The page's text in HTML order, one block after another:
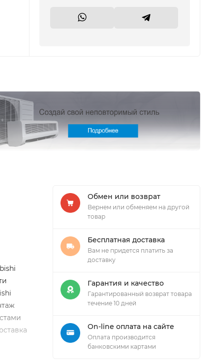
Обмен или возврат
Вернем или обменяем на другой
товар
Бесплатная доставка
Вам не придется платить за
доставку
Гарантия и качество
Гарантированный возврат товара
течение 10 дней
On-line оплата на сайте
Оплата производится
банковскими картами